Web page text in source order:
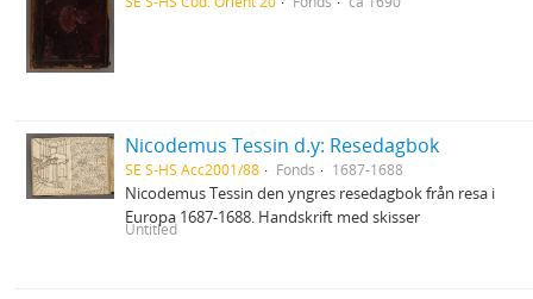
Nicodemus Tessin d.y: Resedagbok
SE S-HS Acc2001/88 Fonds 1687-1688
Nicodemus Tessin den yngres resedagbok från resa i
Europa 1687-1688. Handskrift med skisser
Untitled